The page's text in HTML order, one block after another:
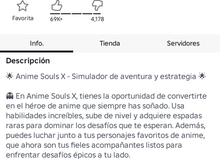
Favorita 69K+ 4,178
Info. Tienda Servidores
Descripción
🌟 Anime Souls X - Simulador de aventura y estrategia 🌟
👻 En Anime Souls X, tienes la oportunidad de convertirte
en el héroe de anime que siempre has soñado. Usa
habilidades increíbles, sube de nivel y adquiere espadas
raras para dominar los desafíos que te esperan. Además,
puedes luchar junto a tus personajes favoritos de anime,
que ahora son tus fieles acompañantes listos para
enfrentar desafíos épicos a tu lado.